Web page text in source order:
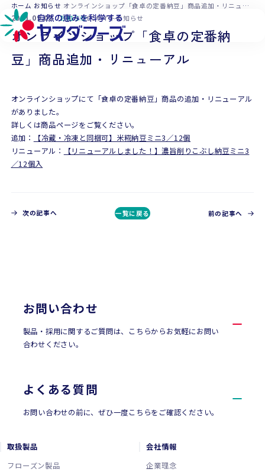
本文へ移動
ホーム お知らせ オンラインショップ「食卓の定番納豆」商品追加・リニューアル
2021.09.08 お知らせECサイトお知らせ
オンラインショップ「食卓の定番納
豆」商品追加・リニューアル
オンラインショップにて「食卓の定番納豆」商品の追加・リニューアル
がありました。
詳しくは商品ページをご覧ください。
追加：
【冷蔵・冷凍と同梱可】米糀納豆ミニ3／12個
リニューアル：
【リニューアルしました！】濃旨削りこぶし納豆ミニ3
／12個入
次の記事へ 一覧に戻る 前の記事へ
お問い合わせ
製品・採用に関するご質問は、こちらからお気軽にお問い
合わせください。
よくある質問
お問い合わせの前に、ぜひ一度こちらをご確認ください。
取扱製品
フローズン製品
会社情報
企業理念